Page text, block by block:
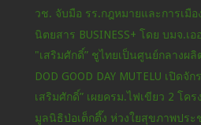
วช. จับมือ รร.กฎหมายและการเมื
นิตยสาร BUSINESS+ โดย บมจ.เ
"เสริมศักดิ์” ชูไทยเป็นศูนย์กลางผ
DOD GOOD DAY MUTELU เปิด
เสริมศักดิ์” เผยครม.ไฟเขียว 2 โค
มูลนิธิป่อเต็กตึ๊ง ห่วงใยสุขภาพปร